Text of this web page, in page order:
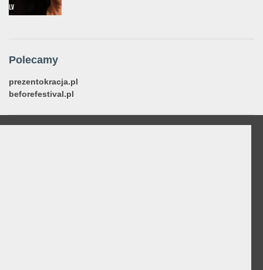
Polecamy
prezentokracja.pl
beforefestival.pl